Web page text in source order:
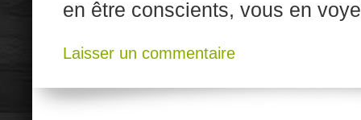
en être conscients, vous en
Laisser un commentaire